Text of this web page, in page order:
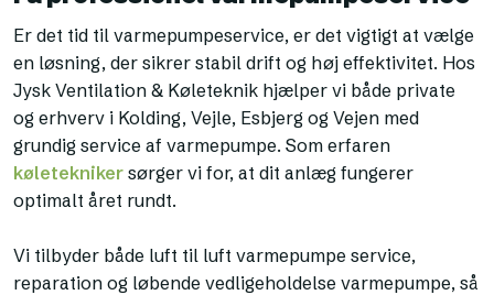
Er det tid til varmepumpeservice, er det vigtigt at vælge
en løsning, der sikrer stabil drift og høj effektivitet. Hos
Jysk Ventilation & Køleteknik hjælper vi både private
og erhverv i Kolding, Vejle, Esbjerg og Vejen med
grundig service af varmepumpe. Som erfaren
køletekniker sørger vi for, at dit anlæg fungerer
optimalt året rundt.
Vi tilbyder både luft til luft varmepumpe service,
reparation og løbende vedligeholdelse varmepumpe, så